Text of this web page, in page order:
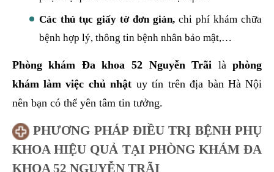
Các thủ tục giấy tờ đơn giản, chi phí khám chữa
bệnh hợp lý, thông tin bệnh nhân bảo mật,…
Phòng khám Đa khoa 52 Nguyễn Trãi là phòng
khám làm việc chủ nhật uy tín trên địa bàn Hà Nội
nên bạn có thể yên tâm tin tưởng.
PHƯƠNG PHÁP ĐIỀU TRỊ BỆNH PHỤ
KHOA HIỆU QUẢ TẠI PHÒNG KHÁM ĐA
KHOA 52 NGUYỄN TRÃI